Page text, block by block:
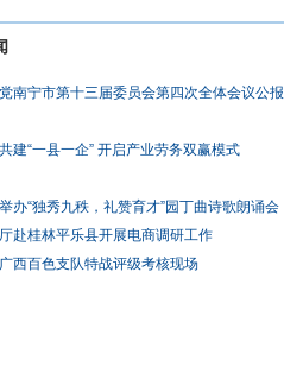
南宁市第十三届委员会第四次全体会议公报
建“一县一企” 开启产业劳务双赢模式
办“独秀九秩，礼赞育才”园丁曲诗歌朗诵会
赴桂林平乐县开展电商调研工作
西百色支队特战评级考核现场